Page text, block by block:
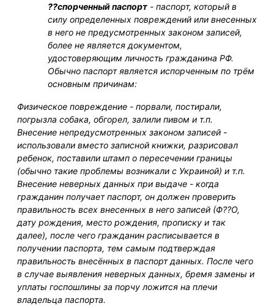
??спорченный паспорт - паспорт, который в
силу определенных повреждений или внесенных
в него не предусмотренных законом записей,
более не является документом,
удостоверяющим личность гражданина РФ.
Обычно паспорт является испорченным по трём
основным причинам:
Физическое повреждение - порвали, постирали,
погрызла собака, обгорел, залили пивом и т.п.
Внесение непредусмотренных законом записей -
использовали вместо записной книжки, разрисовал
ребенок, поставили штамп о пересечении границы
(обычно такие проблемы возникали с Украиной) и т.п.
Внесение неверных данных при выдаче - когда
гражданин получает паспорт, он должен проверить
правильность всех внесенных в него записей (Ф??О,
дату рождения, место рождения, прописку и так
далее), после чего гражданин расписывается в
получении паспорта, тем самым подтверждая
правильность внесённых в паспорт данных. После чего
в случае выявления неверных данных, бремя замены и
уплаты госпошлины за порчу ложится на плечи
владельца паспорта.